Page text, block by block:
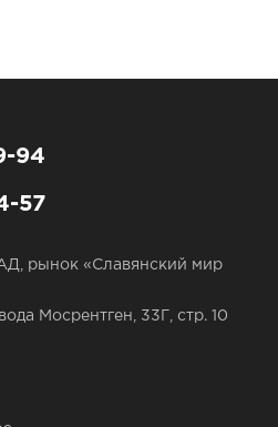
94
57
рынок «Славянский мир
Мосрентген, 33Г, стр. 10